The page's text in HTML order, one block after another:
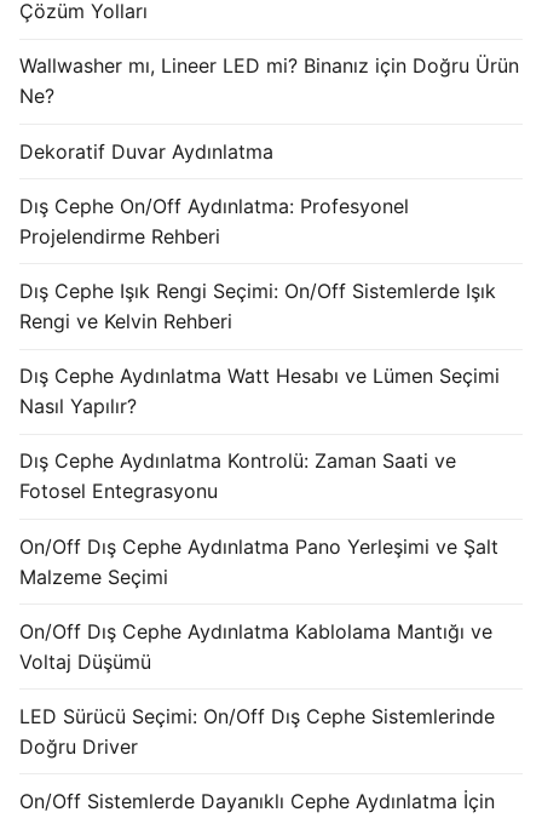
Çözüm Yolları
Wallwasher mı, Lineer LED mi? Binanız için Doğru Ürün
Ne?
Dekoratif Duvar Aydınlatma
Dış Cephe On/Off Aydınlatma: Profesyonel
Projelendirme Rehberi
Dış Cephe Işık Rengi Seçimi: On/Off Sistemlerde Işık
Rengi ve Kelvin Rehberi
Dış Cephe Aydınlatma Watt Hesabı ve Lümen Seçimi
Nasıl Yapılır?
Dış Cephe Aydınlatma Kontrolü: Zaman Saati ve
Fotosel Entegrasyonu
On/Off Dış Cephe Aydınlatma Pano Yerleşimi ve Şalt
Malzeme Seçimi
On/Off Dış Cephe Aydınlatma Kablolama Mantığı ve
Voltaj Düşümü
LED Sürücü Seçimi: On/Off Dış Cephe Sistemlerinde
Doğru Driver
On/Off Sistemlerde Dayanıklı Cephe Aydınlatma İçin